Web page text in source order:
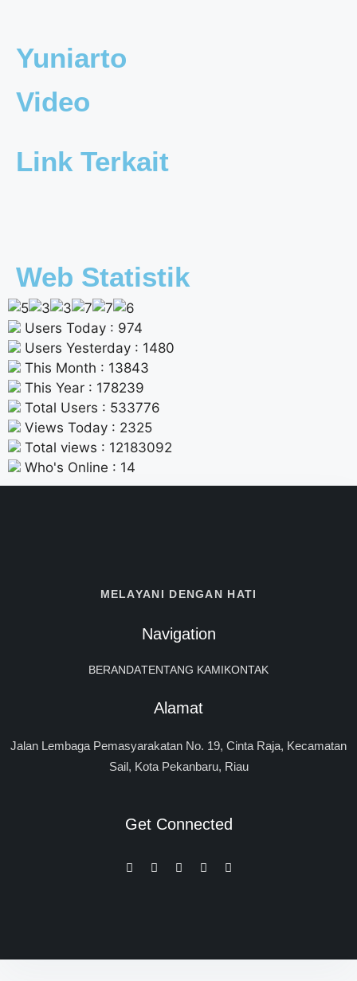
Yuniarto
Video
Link Terkait
Web Statistik
Users Today : 974
Users Yesterday : 1480
This Month : 13843
This Year : 178239
Total Users : 533776
Views Today : 2325
Total views : 12183092
Who's Online : 14
MELAYANI DENGAN HATI
Navigation
BERANDATENTANG KAMIKONTAK
Alamat
Jalan Lembaga Pemasyarakatan No. 19, Cinta Raja, Kecamatan
Sail, Kota Pekanbaru, Riau
Get Connected